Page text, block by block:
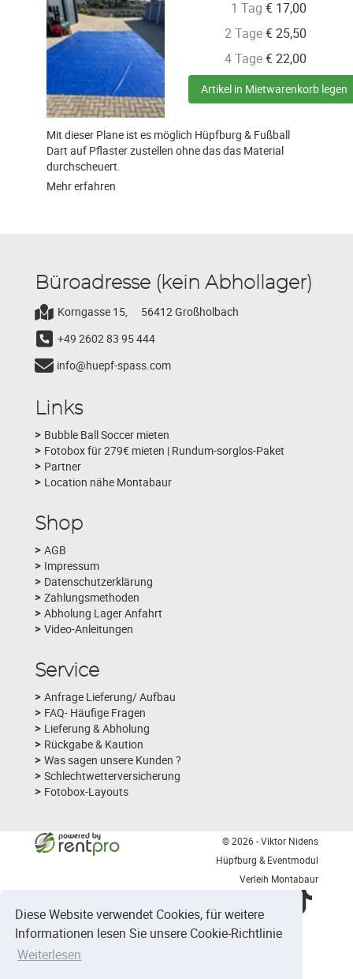
Diese Website verwendet Cookies, für weitere
Informationen lesen Sie unsere Cookie-Richtlinie
Weiterlesen
1 Tag € 17,00
2 Tage€25,50
4 Tage€22,00
Artikel in Mietwarenkorb legen
Mit dieser Plane ist es möglich Hüpfburg & Fußball
Dart auf Pflaster zustellen ohne das das Material
durchscheuert.
Mehr erfahren
Büroadresse (kein Abhollager)
Korngasse 15,
56412 Großholbach
+49 2602 83 95 444
info@huepf-spass.com
Links
Bubble Ball Soccer mieten
Fotobox für 279€ mieten | Rundum-sorglos-Paket
Partner
Location nähe Montabaur
Shop
AGB
Impressum
Datenschutzerklärung
Zahlungsmethoden
Abholung Lager Anfahrt
Video-Anleitungen
Service
Anfrage Lieferung/ Aufbau
FAQ- Häufige Fragen
Lieferung & Abholung
Rückgabe & Kaution
Was sagen unsere Kunden ?
Schlechtwetterversicherung
Fotobox-Layouts
© 2026 - Viktor Nidens
Hüpfburg & Eventmodul
Verleih Montabaur
tiktok